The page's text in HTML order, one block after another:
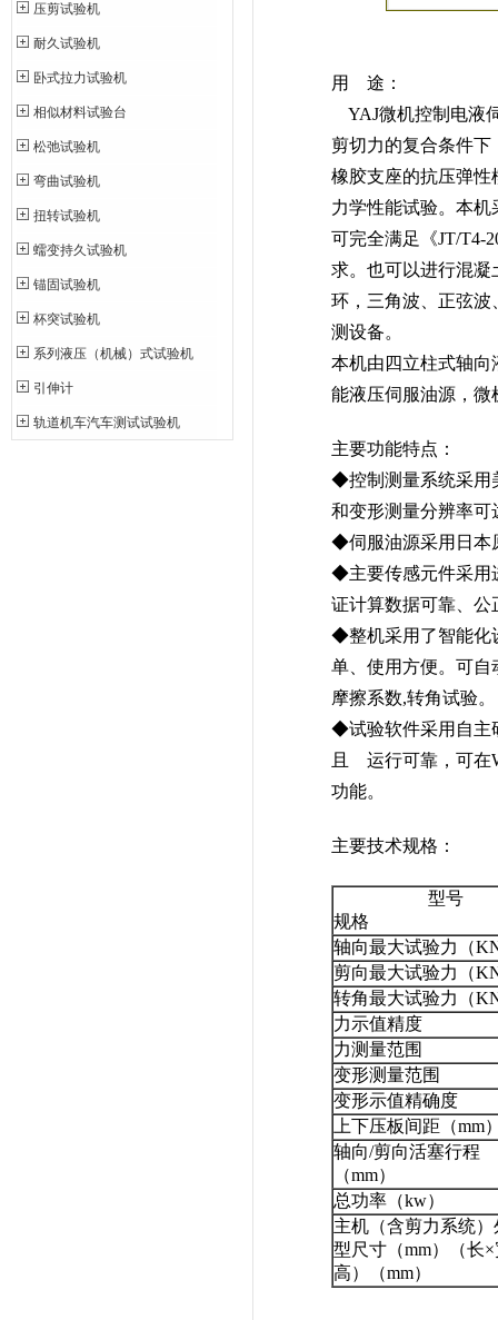
压剪试验机
耐久试验机
卧式拉力试验机
相似材料试验台
松弛试验机
弯曲试验机
扭转试验机
蠕变持久试验机
锚固试验机
杯突试验机
系列液压（机械）式试验机
引伸计
轨道机车汽车测试试验机
用 途：
YAJ微机控制电液
剪切力的复合条件
橡胶支座的抗压弹性
力学性能试验。本
可完全满足《JT/T4-
求。也可以进行混凝
环，三角波、正弦波
测设备。
本机由四立柱式轴向
能液压伺服油源，微
主要功能特点：
◆控制测量系统采用
和变形测量分辨率可
◆伺服油源采用日本
◆主要传感元件采用
证计算数据可靠、公
◆整机采用了智能化
单、使用方便。可自
摩擦系数,转角试验。
◆试验软件采用自主
且 运行可靠，可在
功能。
主要技术规格：
型号
规格
轴向最大试验力（
剪向最大试验力（
转角最大试验力（
力示值精度
力测量范围
变形测量范围
变形示值精确度
上下压板间距（mm
轴向/剪向活塞行程
（mm）
总功率（kw）
主机（含剪力系统）
型尺寸（mm）（长
高）（mm）